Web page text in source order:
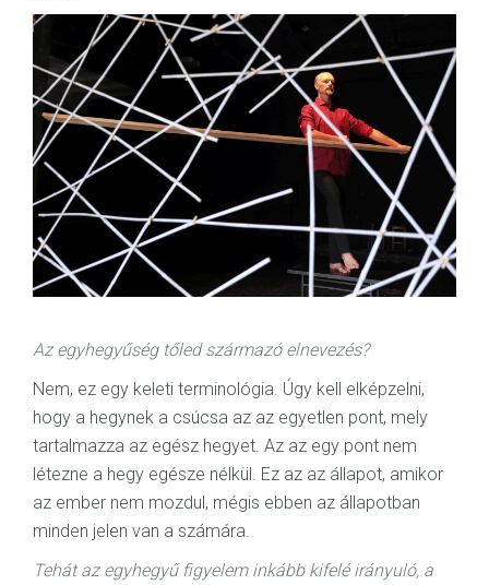
Az egyhegyűség tőled származó elnevezés?
Nem, ez egy keleti terminológia. Úgy kell elképzelni,
hogy a hegynek a csúcsa az az egyetlen pont, mely
tartalmazza az egész hegyet. Az az egy pont nem
létezne a hegy egésze nélkül. Ez az az állapot, amikor
az ember nem mozdul, mégis ebben az állapotban
minden jelen van a számára.
Tehát az egyhegyű figyelem inkább kifelé irányuló, a